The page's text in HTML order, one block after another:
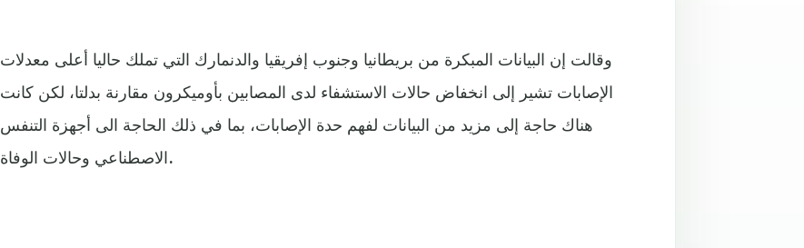
وقالت إن البيانات المبكرة من بريطانيا وجنوب إفريقيا والدنمارك التي تملك حاليا أعلى معدلات
الإصابات تشير إلى انخفاض حالات الاستشفاء لدى المصابين بأوميكرون مقارنة بدلتا، لكن كانت
هناك حاجة إلى مزيد من البيانات لفهم حدة الإصابات، بما في ذلك الحاجة الى أجهزة التنفس
الاصطناعي وحالات الوفاة.